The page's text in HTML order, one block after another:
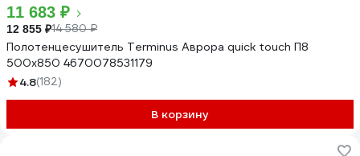
11 683 ₽
12 855 ₽14 580 ₽
Полотенцесушитель Terminus Аврора quick touch П8
500x850 4670078531179
4.8(182)
В корзину